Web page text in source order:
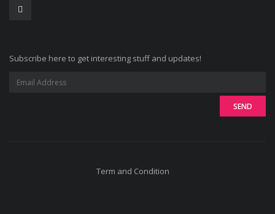
Subscribe here to get interesting stuff and updates!
Term and Condition